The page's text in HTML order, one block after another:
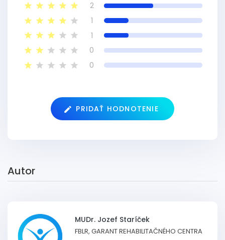
2
1
1
0
0
PRIDAŤ HODNOTENIE
Autor
MUDr. Jozef Staríček
FBLR, GARANT REHABILITAČNÉHO CENTRA